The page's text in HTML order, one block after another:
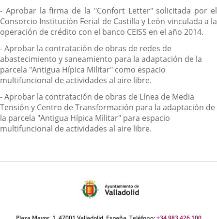
- Aprobar la firma de la "Confort Letter" solicitada por el
Consorcio Institución Ferial de Castilla y León vinculada a la
operación de crédito con el banco CEISS en el año 2014.
- Aprobar la contratación de obras de redes de
abastecimiento y saneamiento para la adaptación de la
parcela "Antigua Hípica Militar" como espacio
multifuncional de actividades al aire libre.
- Aprobar la contratación de obras de Línea de Media
Tensión y Centro de Transformación para la adaptación de
la parcela "Antigua Hípica Militar" para espacio
multifuncional de actividades al aire libre.